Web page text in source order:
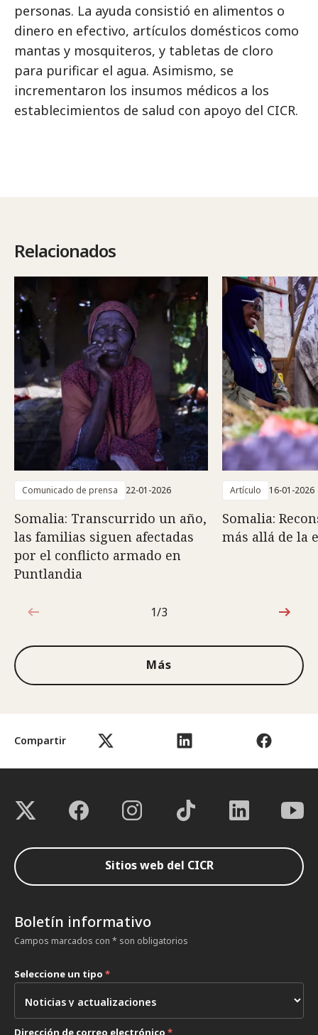
Compartir
personas. La ayuda consistió en alimentos o
dinero en efectivo, artículos domésticos como
mantas y mosquiteros, y tabletas de cloro
para purificar el agua. Asimismo, se
incrementaron los insumos médicos a los
establecimientos de salud con apoyo del CICR.
Relacionados
Comunicado de prensa 22-01-2026
Somalia: Transcurrido un año,
las familias siguen afectadas
por el conflicto armado en
Puntlandia
Artículo 16-01-2026
Somalia:
más allá de la
1de3
1/3
Más
Sitios web del CICR
Boletín informativo
Campos marcados con * son obligatorios
Seleccione un tipo *
Dirección de correo electrónico *